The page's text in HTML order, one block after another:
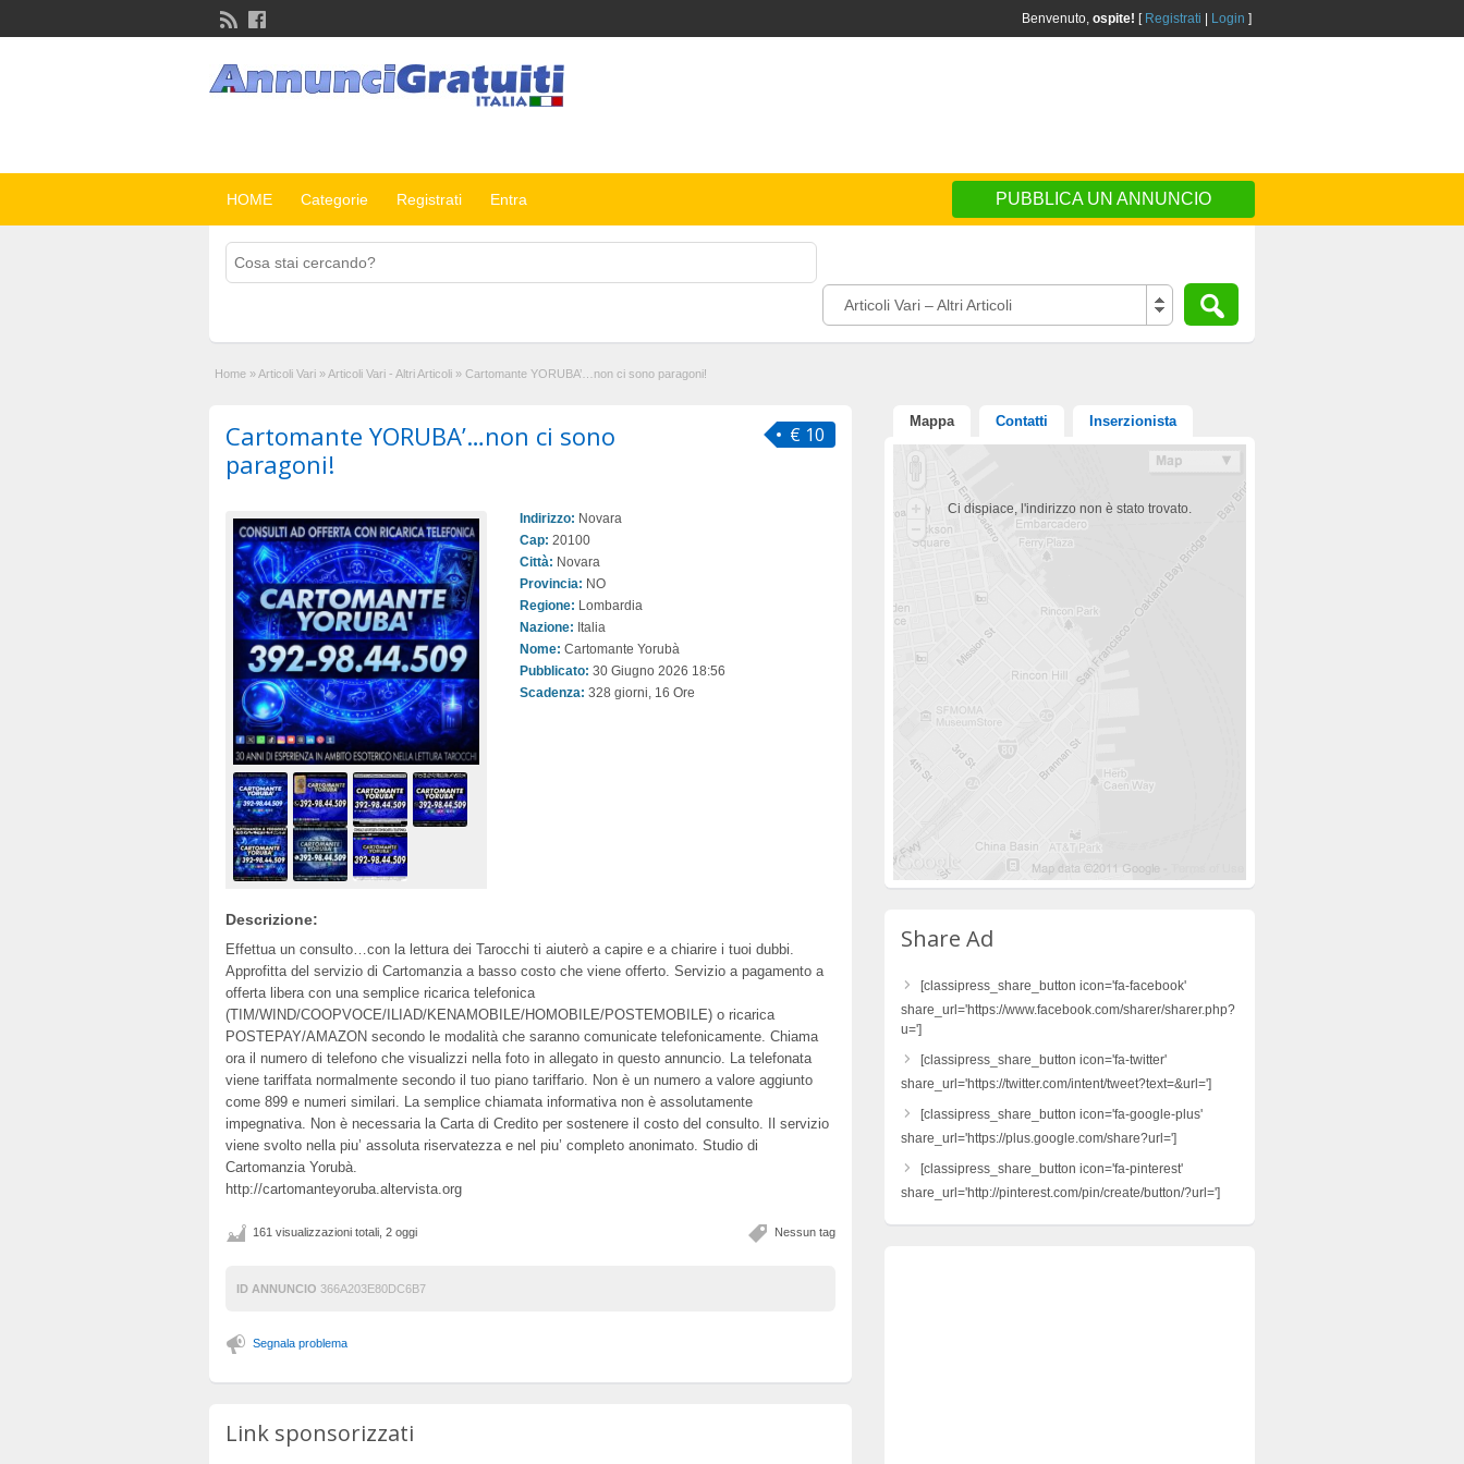
Benvenuto, ospite! [ Registrati Login ]
HOME Categorie Registrati Entra PUBBLICA UN ANNUNCIO
Articoli Vari – Altri Articoli
Home »Articoli Vari »Articoli Vari - Altri Articoli » Cartomante YORUBA’…non ci sono paragoni!
€ 10
Cartomante YORUBA’…non ci sono
paragoni!
Indirizzo: Novara
Cap: 20100
Città: Novara
Provincia: NO
Regione: Lombardia
Nazione: Italia
Nome: Cartomante Yorubà
Pubblicato: 30 Giugno 2026 18:56
Scadenza: 328 giorni, 16 Ore
Descrizione:
Effettua un consulto…con la lettura dei Tarocchi ti aiuterò a capire e a chiarire i tuoi dubbi.
Approfitta del servizio di Cartomanzia a basso costo che viene offerto. Servizio a pagamento a
offerta libera con una semplice ricarica telefonica
(TIM/WIND/COOPVOCE/ILIAD/KENAMOBILE/HOMOBILE/POSTEMOBILE) o ricarica
POSTEPAY/AMAZON secondo le modalità che saranno comunicate telefonicamente. Chiama
ora il numero di telefono che visualizzi nella foto in allegato in questo annuncio. La telefonata
viene tariffata normalmente secondo il tuo piano tariffario. Non è un numero a valore aggiunto
come 899 e numeri similari. La semplice chiamata informativa non è assolutamente
impegnativa. Non è necessaria la Carta di Credito per sostenere il costo del consulto. Il servizio
viene svolto nella piu’ assoluta riservatezza e nel piu’ completo anonimato. Studio di
Cartomanzia Yorubà.
http://cartomanteyoruba.altervista.org
Nessun tag
161 visualizzazioni totali, 2 oggi
ID ANNUNCIO 366A203E80DC6B7
Segnala problema
Link sponsorizzati
Mappa Contatti Inserzionista
Ci dispiace, l'indirizzo non è stato trovato.
Share Ad
[classipress_share_button icon='fa-facebook'
share_url='https://www.facebook.com/sharer/sharer.php?
u=']
[classipress_share_button icon='fa-twitter'
share_url='https://twitter.com/intent/tweet?text=&url=']
[classipress_share_button icon='fa-google-plus'
share_url='https://plus.google.com/share?url=']
[classipress_share_button icon='fa-pinterest'
share_url='http://pinterest.com/pin/create/button/?url=']